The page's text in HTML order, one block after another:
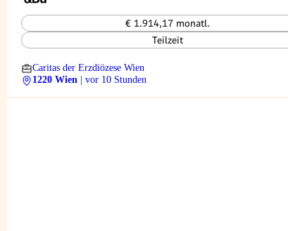
€ 1.914,17 monatl.
Teilzeit
Caritas der Erzdiözese Wien
1220 Wien
| vor 10 Stunden